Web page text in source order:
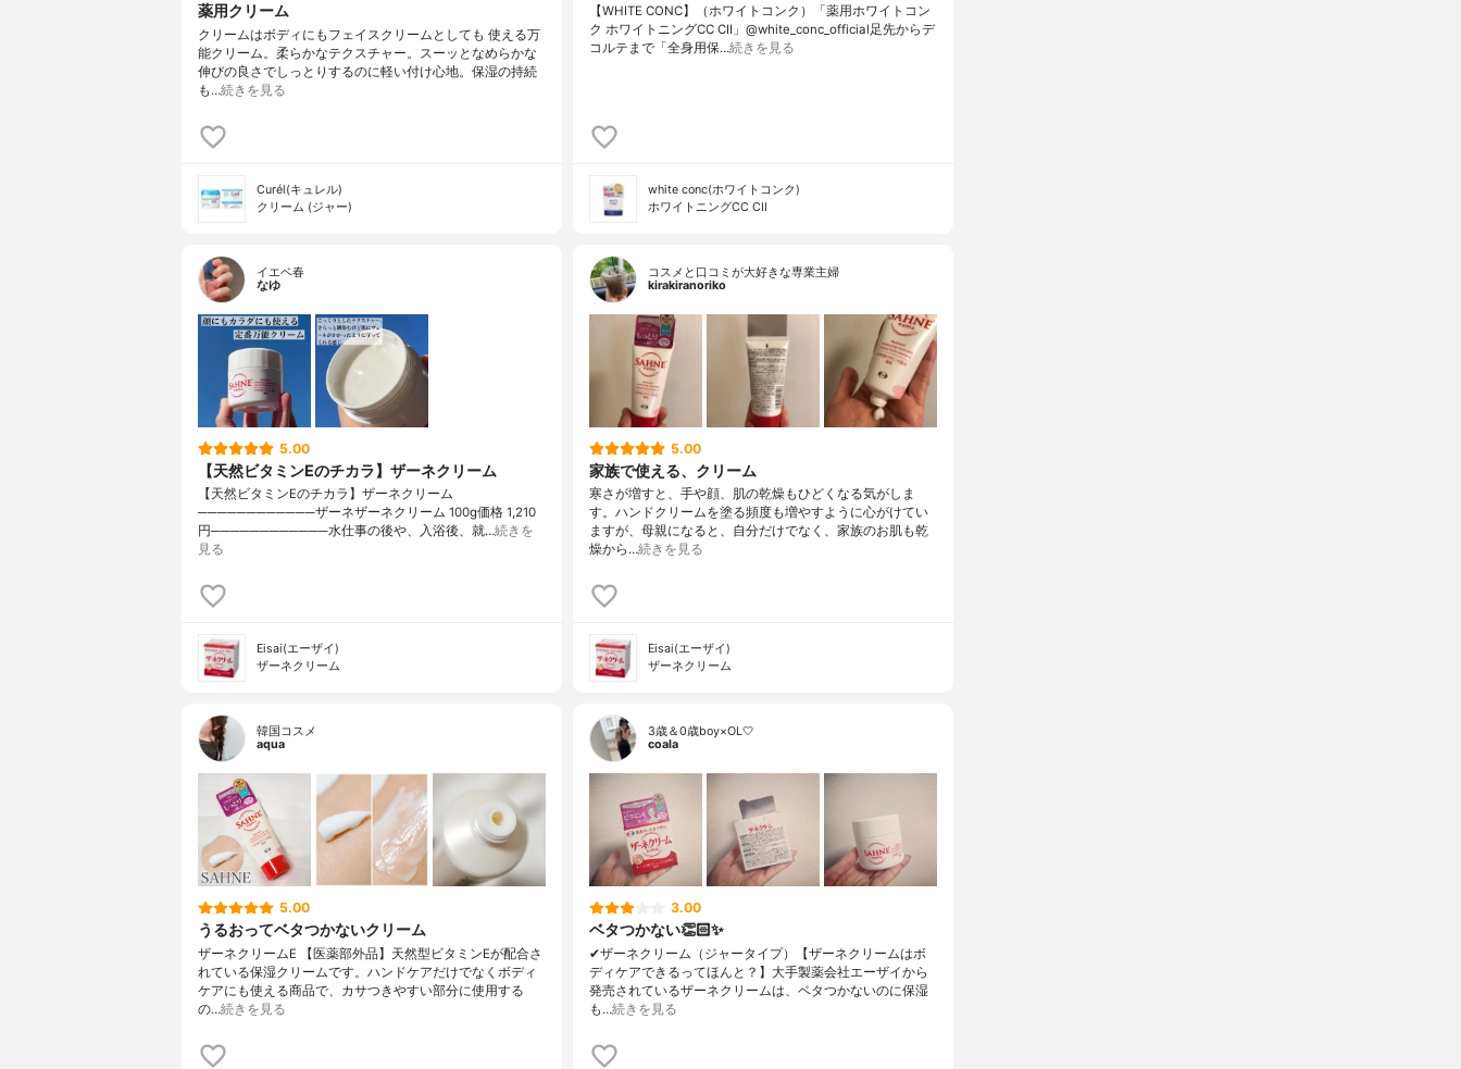
薬用クリーム
クリームはボディにもフェイスクリームとしても 使える万
能クリーム。柔らかなテクスチャー。スーッとなめらかな
伸びの良さでしっとりするのに軽い付け心地。保湿の持続
も…続きを見る
Curél(キュレル)
クリーム (ジャー)
【WHITE CONC】（ホワイトコンク）「薬用ホワイトコン
ク ホワイトニングCC CⅡ」@white_conc_official足先からデ
コルテまで「全身用保…続きを見る
white conc(ホワイトコンク)
ホワイトニングCC CII
イエベ春
なゆ
5.00
【天然ビタミンEのチカラ】ザーネクリーム
【天然ビタミンEのチカラ】ザーネクリーム
────────────ザーネザーネクリーム 100g価格 1,210
円────────────水仕事の後や、入浴後、就…続きを
見る
Eisai(エーザイ)
ザーネクリーム
コスメと口コミが大好きな専業主婦
kirakiranoriko
5.00
家族で使える、クリーム
寒さが増すと、手や顔、肌の乾燥もひどくなる気がしま
す。ハンドクリームを塗る頻度も増やすように心がけてい
ますが、母親になると、自分だけでなく、家族のお肌も乾
燥から…続きを見る
Eisai(エーザイ)
ザーネクリーム
韓国コスメ
aqua
5.00
うるおってベタつかないクリーム
ザーネクリームE 【医薬部外品】天然型ビタミンEが配合さ
れている保湿クリームです。ハンドケアだけでなくボディ
ケアにも使える商品で、カサつきやすい部分に使用する
の…続きを見る
3歳＆0歳boy×OL🤍
coala
3.00
ベタつかない👏🏻✨
✔︎ザーネクリーム（ジャータイプ）【ザーネクリームはボ
ディケアできるってほんと？】大手製薬会社エーザイから
発売されているザーネクリームは、ベタつかないのに保湿
も…続きを見る